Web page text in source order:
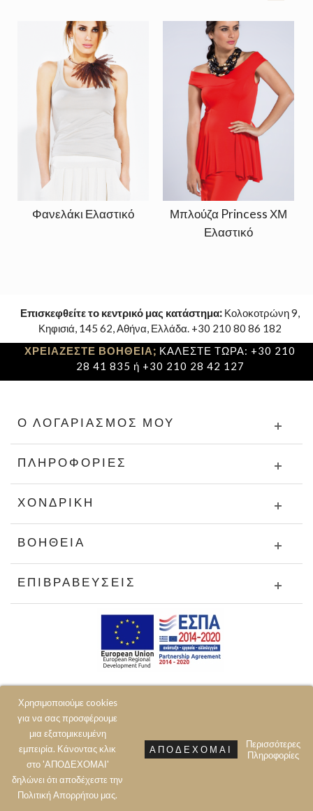
Χρησιμοποιούμε cookies
για να σας προσφέρουμε
μια εξατομικευμένη
εμπειρία. Κάνοντας κλικ
στο 'ΑΠΟΔΕΧΟΜΑΙ'
δηλώνει ότι αποδέχεστε την
Πολιτική Aπορρήτου μας.
ΑΠΟΔΈΧΟΜΑΙ
Περισσότερες
Πληροφορίες
Φανελάκι Ελαστικό
Μπλούζα Princess ΧΜ
Ελαστικό
Επισκεφθείτε το κεντρικό μας κατάστημα: Κολοκοτρώνη 9,
Κηφισιά, 145 62, Αθήνα, Ελλάδα. +30 210 80 86 182
ΧΡΕΙΑΖΕΣΤΕ ΒΟΗΘΕΙΑ; ΚΑΛΕΣΤΕ ΤΩΡΑ: +30 210
28 41 835 ή +30 210 28 42 127
Ο ΛΟΓΑΡΙΑΣΜΌΣ ΜΟΥ
ΠΛΗΡΟΦΟΡΊΕΣ
ΧΟΝΔΡΙΚΉ
ΒΟΉΘΕΙΑ
ΕΠΙΒΡΑΒΕΎΣΕΙΣ
© 2020 JOIN CLOTHES SA. ALL RIGHTS RESERVED
Prev